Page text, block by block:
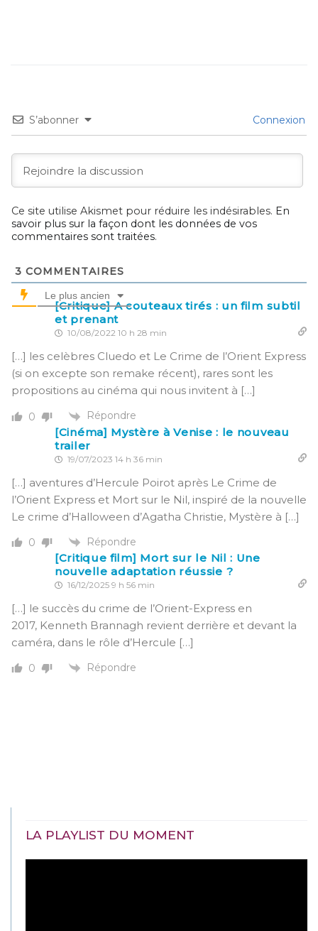
S’abonner Connexion
Ce site utilise Akismet pour réduire les indésirables. En
savoir plus sur la façon dont les données de vos
commentaires sont traitées.
3 COMMENTAIRES
Le plus ancien
[Critique] A couteaux tirés : un film subtil
et prenant
10/08/2022 10 h 28 min
[…] les celèbres Cluedo et Le Crime de l’Orient Express
(si on excepte son remake récent), rares sont les
propositions au cinéma qui nous invitent à […]
0 Répondre
[Cinéma] Mystère à Venise : le nouveau
trailer
19/07/2023 14 h 36 min
[…] aventures d’Hercule Poirot après Le Crime de
l’Orient Express et Mort sur le Nil, inspiré de la nouvelle
Le crime d’Halloween d’Agatha Christie, Mystère à […]
0 Répondre
[Critique film] Mort sur le Nil : Une
nouvelle adaptation réussie ?
16/12/2025 9 h 56 min
[…] le succès du crime de l’Orient-Express en
2017, Kenneth Brannagh revient derrière et devant la
caméra, dans le rôle d’Hercule […]
0 Répondre
LA PLAYLIST DU MOMENT